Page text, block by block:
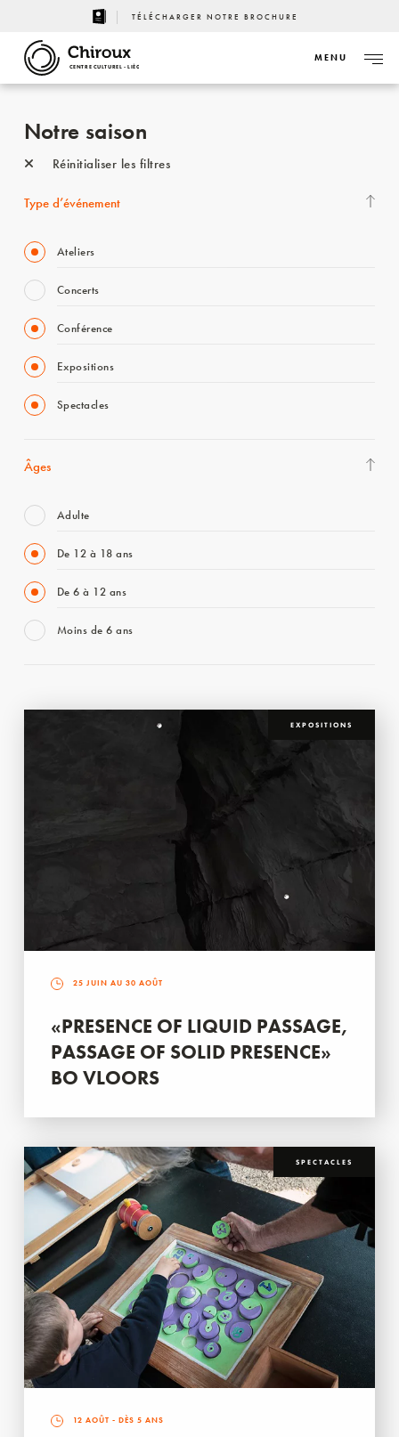
TÉLÉCHARGER NOTRE BROCHURE
CENTRE CULTUREL - LIÈGE
MENU
Notre saison
Réinitialiser les filtres
Type d’événement
Ateliers
Concerts
Conférence
Expositions
Spectacles
Âges
Adulte
De 12 à 18 ans
De 6 à 12 ans
Moins de 6 ans
EXPOSITIONS
25 JUIN AU 30 AOÛT
«PRESENCE OF LIQUID PASSAGE,
PASSAGE OF SOLID PRESENCE»
BO VLOORS
SPECTACLES
12 AOÛT - DÈS 5 ANS